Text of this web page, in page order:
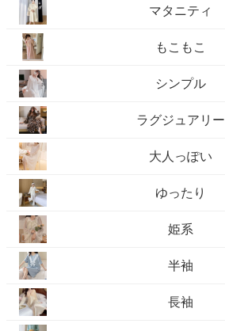
マタニティ
もこもこ
シンプル
ラグジュアリー
大人っぽい
ゆったり
姫系
半袖
長袖